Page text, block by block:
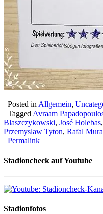
Posted in Allgemein,
Tagged Avraam
Blaszczykowski, José Holebas,
Przemyslaw Tyton, Rafal
Permalink
Stadioncheck auf Youtube
Stadionfotos